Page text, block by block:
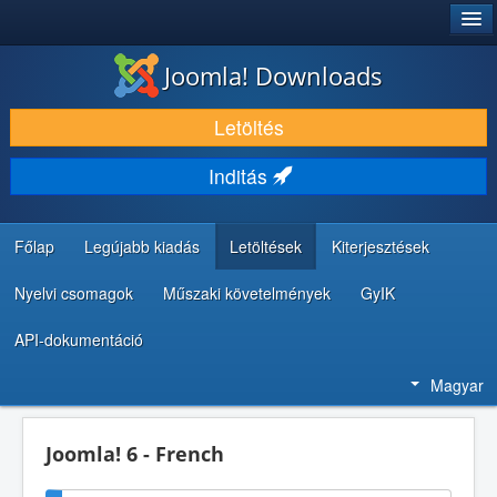
LETÖLTÉS ÉS KITERJESZTÉS
FEDEZZE FEL ÉS TANULJA MEG
KÖZÖSSÉG ÉS TÁMOGATÁS
FEJLESZTŐI ERŐFORRÁSOK
Joomla! Downloads
Letöltés
Inditás
Főlap Legújabb kiadás Letöltések Kiterjesztések
Nyelvi csomagok Műszaki követelmények GyIK
API-dokumentáció
Magyar
Joomla! 6 - French